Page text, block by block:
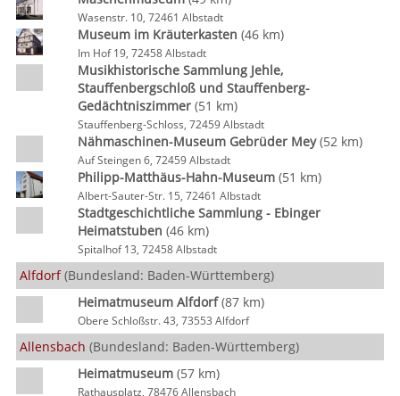
Wasenstr. 10, 72461 Albstadt
Museum im Kräuterkasten (46 km)
Im Hof 19, 72458 Albstadt
Musikhistorische Sammlung Jehle,
Stauffenbergschloß und Stauffenberg-
Gedächtniszimmer(51 km)
Stauffenberg-Schloss, 72459 Albstadt
Nähmaschinen-Museum Gebrüder Mey(52 km)
Auf Steingen 6, 72459 Albstadt
Philipp-Matthäus-Hahn-Museum(51 km)
Albert-Sauter-Str. 15, 72461 Albstadt
Stadtgeschichtliche Sammlung - Ebinger
Heimatstuben (46 km)
Spitalhof 13, 72458 Albstadt
Alfdorf(Bundesland: Baden-Württemberg)
Heimatmuseum Alfdorf(87 km)
Obere Schloßstr. 43, 73553 Alfdorf
Allensbach (Bundesland: Baden-Württemberg)
Heimatmuseum(57 km)
Rathausplatz, 78476 Allensbach